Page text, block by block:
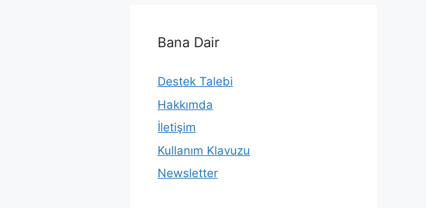
Bana Dair
Destek Talebi
Hakkımda
İletişim
Kullanım Klavuzu
Newsletter